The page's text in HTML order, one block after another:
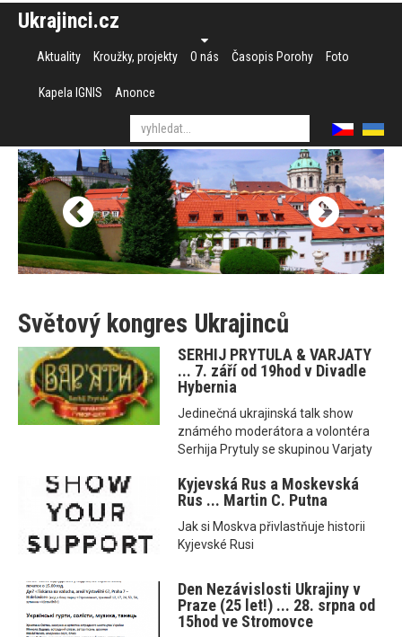
Ukrajinci.cz
Aktuality Kroužky, projekty O nás Časopis Porohy Foto
Kapela IGNIS Anonce
Světový kongres Ukrajinců
SERHIJ PRYTULA & VARJATY
... 7. září od 19hod v Divadle
Hybernia
Jedinečná ukrajinská talk show
známého moderátora a volontéra
Serhija Prytuly se skupinou Varjaty
Kyjevská Rus a Moskevská
Rus ... Martin C. Putna
Jak si Moskva přivlastňuje historii
Kyjevské Rusi
Den Nezávislosti Ukrajiny v
Praze (25 let!) ... 28. srpna od
15hod ve Stromovce